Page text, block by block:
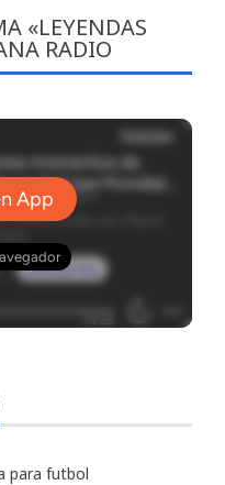
«LEYENDAS
RADIO
para futbol